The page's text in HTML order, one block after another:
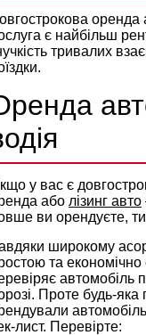
оренда
є найбільш
тривалих
у вас є
або лізинг авто
ви орендуєте,
широкому
та
автомобіль
Проте будь-яка
лист. Перевірте: